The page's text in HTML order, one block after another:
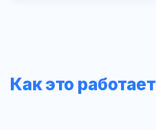
Как это работает